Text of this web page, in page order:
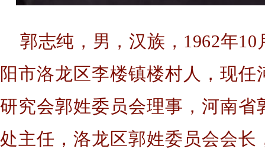
郭志纯，男，汉族，1962年10
阳市洛龙区李楼镇楼村人，现任
研究会郭姓委员会理事，河南省
处主任，洛龙区郭姓委员会会长